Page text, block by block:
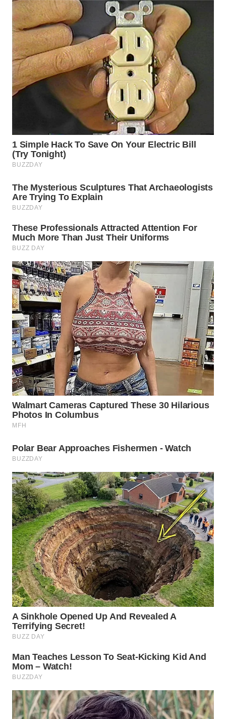
WN
CIREBON
WN
INDRAMAYU
MAJALENGKA
WN
WN
WN
WN
PRIANGAN
TIMUR
WN
SEMARANG
WN
SOLO
WN
BOROBUDUR
MADURA
WN
SURABAYA
WN
NATUNA
WN
BINTAN
WN
MANDALIKA
WN
LIKUPANG
WN
LABUANBAJO
WN
BORNEO